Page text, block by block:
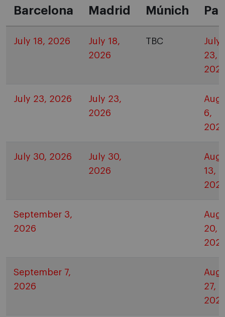
Barcelona Madrid Múnich
July 18, 2026
July 18,
2026
TBC
July
23,
July 23, 2026
July 23,
2026
6,
July 30, 2026
July 30,
2026
13,
September 3,
2026
20,
September 7,
2026
27,